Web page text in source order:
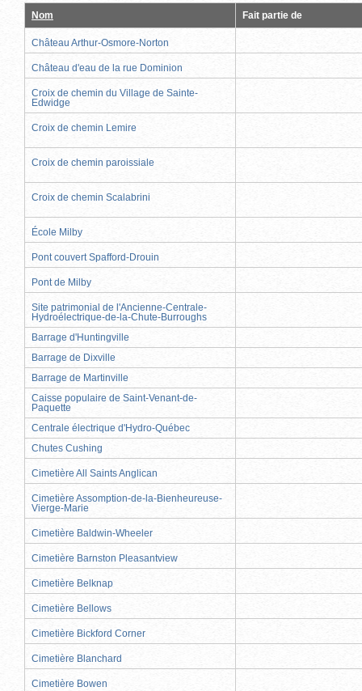
Nom Fait partie de
Château Arthur-Osmore-Norton
Château d'eau de la rue Dominion
Croix de chemin du Village de Sainte-
Edwidge
Croix de chemin Lemire
Croix de chemin paroissiale
Croix de chemin Scalabrini
École Milby
Pont couvert Spafford-Drouin
Pont de Milby
Site patrimonial de l'Ancienne-Centrale-
Hydroélectrique-de-la-Chute-Burroughs
Barrage d'Huntingville
Barrage de Dixville
Barrage de Martinville
Caisse populaire de Saint-Venant-de-
Paquette
Centrale électrique d'Hydro-Québec
Chutes Cushing
Cimetière All Saints Anglican
Cimetière Assomption-de-la-Bienheureuse-
Vierge-Marie
Cimetière Baldwin-Wheeler
Cimetière Barnston Pleasantview
Cimetière Belknap
Cimetière Bellows
Cimetière Bickford Corner
Cimetière Blanchard
Cimetière Bowen